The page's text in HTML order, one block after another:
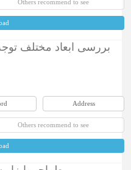
Others recommend to see
بررسی ابعاد مختلف
Address
Others recommend to see